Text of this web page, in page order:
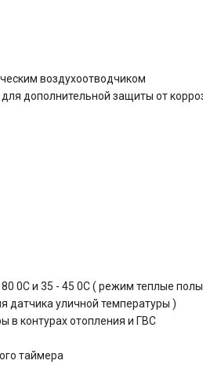
воздухоотводчиком
дополнительной защиты от
0С и 35 - 45 0С ( режим теплые
датчика уличной температуры )
в контурах отопления и ГВС
таймера